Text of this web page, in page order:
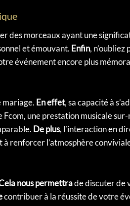
des morceaux ayant une
et émouvant. Enfin, n’oubliez
événement encore plus
mariage. En effet, sa capacité à
Fcom, une prestation musicale
De plus, l’interaction en
renforcer l’atmosphère
nous permettrade discuter de
contribuer à la réussite de votre